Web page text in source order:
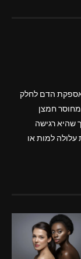
אספקת הדם לחלק
חמצן
שהיא רגישה
עלולה למות או